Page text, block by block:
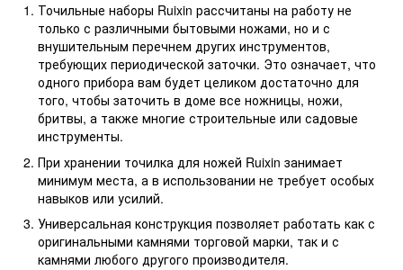
Точильные наборы Ruixin рассчитаны на работу не
только с различными бытовыми ножами, но и с
внушительным перечнем других инструментов,
требующих периодической заточки. Это означает, что
одного прибора вам будет целиком достаточно для
того, чтобы заточить в доме все ножницы, ножи,
бритвы, а также многие строительные или садовые
инструменты.
При хранении точилка для ножей Ruixin занимает
минимум места, а в использовании не требует особых
навыков или усилий.
Универсальная конструкция позволяет работать как с
оригинальными камнями торговой марки, так и с
камнями любого другого производителя.